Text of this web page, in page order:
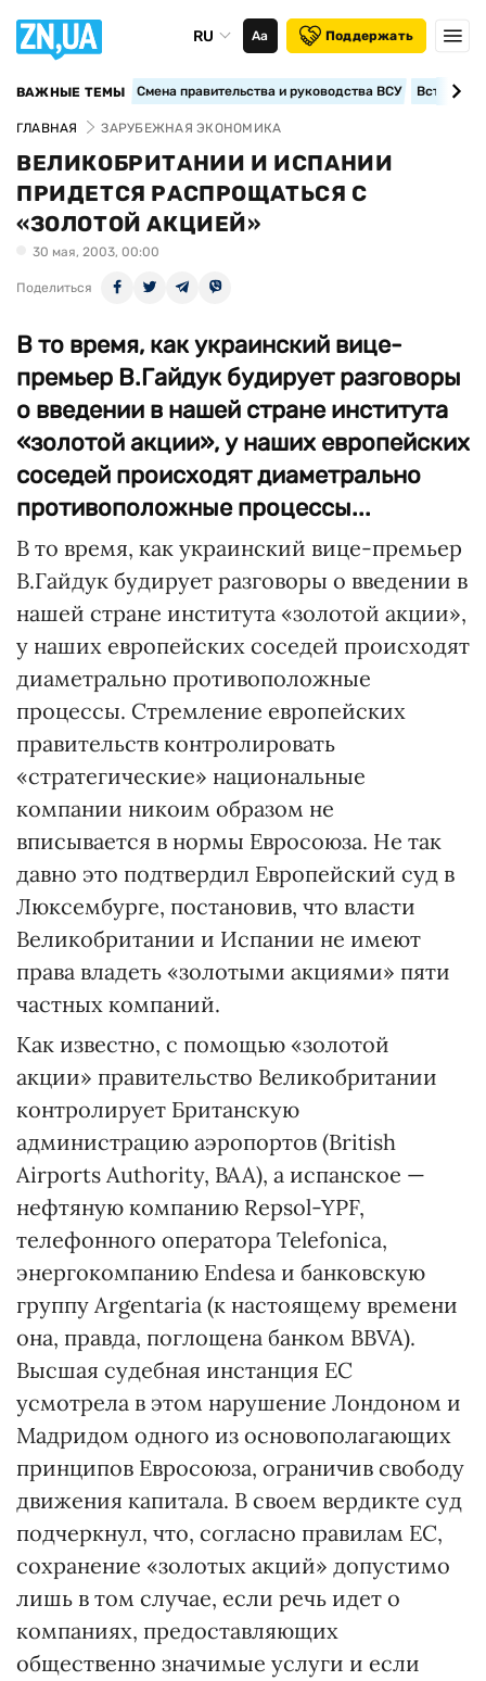
RU Аа Поддержать
ВАЖНЫЕ ТЕМЫ Смена правительства и руководства ВСУ
ГЛАВНАЯ ЗАРУБЕЖНАЯ ЭКОНОМИКА
ВЕЛИКОБРИТАНИИ И ИСПАНИИ
ПРИДЕТСЯ РАСПРОЩАТЬСЯ С
«ЗОЛОТОЙ АКЦИЕЙ»
30 мая, 2003, 00:00
Поделиться
В то время, как украинский вице-
премьер В.Гайдук будирует разговоры
о введении в нашей стране института
«золотой акции», у наших европейских
соседей происходят диаметрально
противоположные процессы...
В то время, как украинский вице-премьер
В.Гайдук будирует разговоры о введении в
нашей стране института «золотой акции»,
у наших европейских соседей происходят
диаметрально противоположные
процессы. Стремление европейских
правительств контролировать
«стратегические» национальные
компании никоим образом не
вписывается в нормы Евросоюза. Не так
давно это подтвердил Европейский суд в
Люксембурге, постановив, что власти
Великобритании и Испании не имеют
права владеть «золотыми акциями» пяти
частных компаний.
Как известно, с помощью «золотой
акции» правительство Великобритании
контролирует Британскую
администрацию аэропортов (British
Airports Authority, BAA), а испанское —
нефтяную компанию Repsol-YPF,
телефонного оператора Telefonica,
энергокомпанию Endesa и банковскую
группу Argentaria (к настоящему времени
она, правда, поглощена банком BBVA).
Высшая судебная инстанция ЕС
усмотрела в этом нарушение Лондоном и
Мадридом одного из основополагающих
принципов Евросоюза, ограничив свободу
движения капитала. В своем вердикте суд
подчеркнул, что, согласно правилам ЕС,
сохранение «золотых акций» допустимо
лишь в том случае, если речь идет о
компаниях, предоставляющих
общественно значимые услуги и если